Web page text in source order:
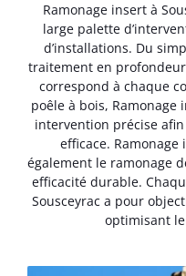
Ramonage insert à
large palette
d’installations. Du
traitement en
correspond à chaque
poêle à bois, Ramonage
intervention précise
efficace.
également le ramonage
efficacité durable.
Sousceyrac a pour
optimisant